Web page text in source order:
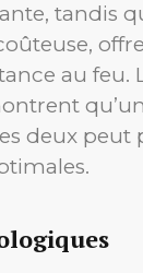
tandis
au feu.
deux peut